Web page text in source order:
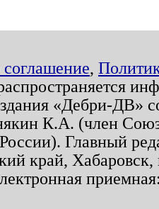
соглашение,
«Дебри-ДВ»
К.А. (член
Главный
край,